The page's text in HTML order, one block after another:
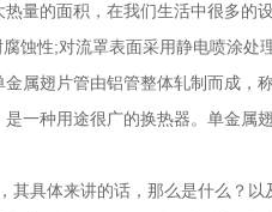
量的面积，在我们生活中很多
蚀性;对流罩表面采用静电喷涂
属翅片管由铝管整体轧制而成，
一种用途很广的换热器。单金属
具体来讲的话，那么是什么？